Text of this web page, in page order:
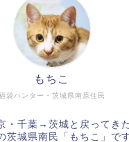
袋ハンター・茨城県南原住民
もちこ
・千葉→茨城と戻ってき
茨城県南民「もちこ」です